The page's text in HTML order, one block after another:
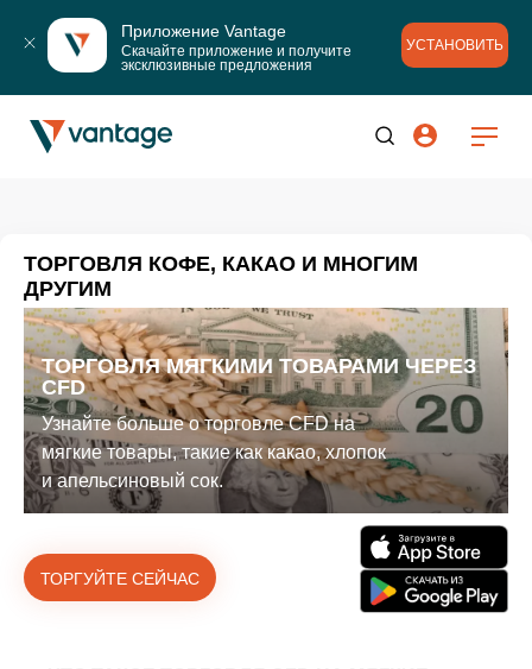
Приложение Vantage
Скачайте приложение и получите
эксклюзивные предложения
УСТАНОВИТЬ
ТОРГОВЛЯ КОФЕ, КАКАО И МНОГИМ
ДРУГИМ
ТОРГОВЛЯ МЯГКИМИ ТОВАРАМИ ЧЕРЕЗ
CFD
Узнайте больше о торговле CFD на
мягкие товары, такие как какао, хлопок
и апельсиновый сок.
ТОРГУЙТЕ СЕЙЧАС